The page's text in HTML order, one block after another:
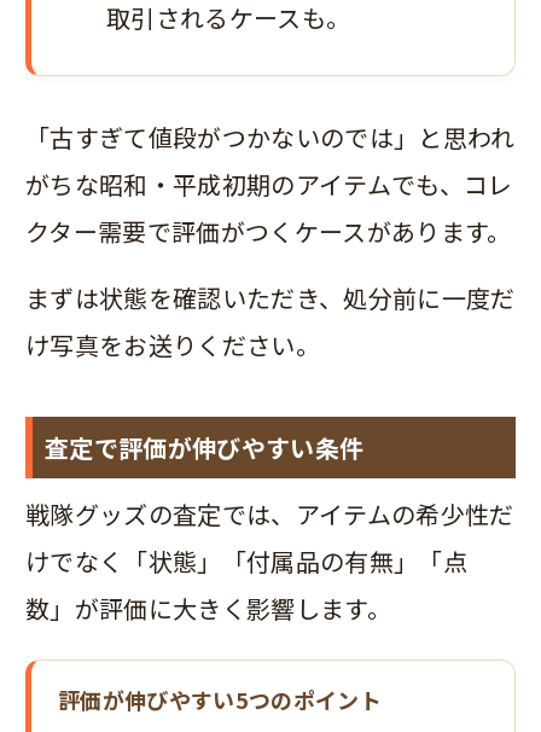
取引されるケースも。
「古すぎて値段がつかないのでは」と思われ
がちな昭和・平成初期のアイテムでも、コレ
クター需要で評価がつくケースがあります。
まずは状態を確認いただき、処分前に一度だ
け写真をお送りください。
査定で評価が伸びやすい条件
戦隊グッズの査定では、アイテムの希少性だ
けでなく「状態」「付属品の有無」「点
数」が評価に大きく影響します。
評価が伸びやすい5つのポイント